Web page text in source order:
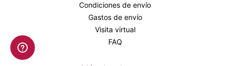
Condiciones de envío
Gastos de envío
Visita virtual
FAQ